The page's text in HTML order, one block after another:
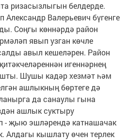
ризасызлыгын белдерде.
Валерьевич бүгенге
Соңгы көннәрдә район
явып узган көчле
авыл кешеләрен. Район
игеннәрнең
Шушы кадәр хезмәт һәм
ашлыкның бөртеге дә
да санаулы гына
ашлык суктыру
- җыю эшләрендә катнашачак
Алдагы кышлату өчен терлек